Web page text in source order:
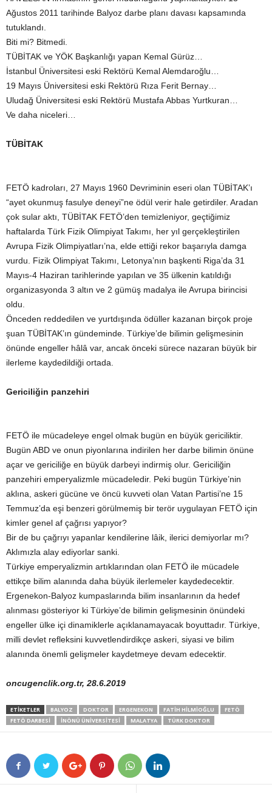
Ağustos 2011 tarihinde Balyoz darbe planı davası kapsamında
tutuklandı.
Biti mi? Bitmedi.
TÜBİTAK ve YÖK Başkanlığı yapan Kemal Gürüz…
İstanbul Üniversitesi eski Rektörü Kemal Alemdaroğlu…
19 Mayıs Üniversitesi eski Rektörü Rıza Ferit Bernay…
Uludağ Üniversitesi eski Rektörü Mustafa Abbas Yurtkuran…
Ve daha niceleri…
TÜBİTAK
FETÖ kadroları, 27 Mayıs 1960 Devriminin eseri olan TÜBİTAK’ı
“ayet okunmuş fasulye deneyi”ne ödül verir hale getirdiler. Aradan
çok sular aktı, TÜBİTAK FETÖ’den temizleniyor, geçtiğimiz
haftalarda Türk Fizik Olimpiyat Takımı, her yıl gerçekleştirilen
Avrupa Fizik Olimpiyatları’na, elde ettiği rekor başarıyla damga
vurdu. Fizik Olimpiyat Takımı, Letonya’nın başkenti Riga’da 31
Mayıs-4 Haziran tarihlerinde yapılan ve 35 ülkenin katıldığı
organizasyonda 3 altın ve 2 gümüş madalya ile Avrupa birincisi
oldu.
Önceden reddedilen ve yurtdışında ödüller kazanan birçok proje
şuan TÜBİTAK’ın gündeminde. Türkiye’de bilimin gelişmesinin
önünde engeller hâlâ var, ancak önceki sürece nazaran büyük bir
ilerleme kaydedildiği ortada.
Gericiliğin panzehiri
FETÖ ile mücadeleye engel olmak bugün en büyük gericiliktir.
Bugün ABD ve onun piyonlarına indirilen her darbe bilimin önüne
açar ve gericiliğe en büyük darbeyi indirmiş olur. Gericiliğin
panzehiri emperyalizmle mücadeledir. Peki bugün Türkiye’nin
aklına, askeri gücüne ve öncü kuvveti olan Vatan Partisi’ne 15
Temmuz’da eşi benzeri görülmemiş bir terör uygulayan FETÖ için
kimler genel af çağrısı yapıyor?
Bir de bu çağrıyı yapanlar kendilerine lâik, ilerici demiyorlar mı?
Aklımızla alay ediyorlar sanki.
Türkiye emperyalizmin artıklarından olan FETÖ ile mücadele
ettikçe bilim alanında daha büyük ilerlemeler kaydedecektir.
Ergenekon-Balyoz kumpaslarında bilim insanlarının da hedef
alınması gösteriyor ki Türkiye’de bilimin gelişmesinin önündeki
engeller ülke içi dinamiklerle açıklanamayacak boyuttadır. Türkiye,
milli devlet refleksini kuvvetlendirdikçe askeri, siyasi ve bilim
alanında önemli gelişmeler kaydetmeye devam edecektir.
oncugenclik.org.tr, 28.6.2019
ETIKETLER BALYOZ DOKTOR ERGENEKON FATIH HILMIOĞLU
FETÖ
FETÖ DARBESI
INÖNÜ ÜNIVERSITESI MALATYA TÜRK DOKTOR